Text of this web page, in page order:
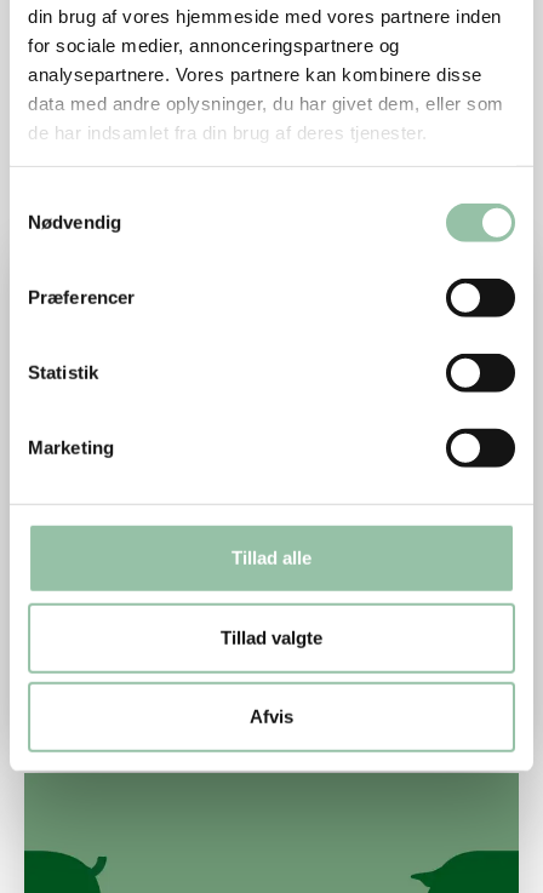
din brug af vores hjemmeside med vores partnere inden
for sociale medier, annonceringspartnere og
analysepartnere. Vores partnere kan kombinere disse
data med andre oplysninger, du har givet dem, eller som
de har indsamlet fra din brug af deres tjenester.
Nødvendig
Præferencer
Statistik
Marketing
Tillad alle
Tillad valgte
Afvis
fremme valget af fødevarer med et lavere
klimaaftryk, der samtidig er sundere.
(Kilde: Rådet for sund mad; Vejledning om brug af
generiske klimaanprisninger og kostråd til at fremme
sundere valg, side 4, 9 & 20-26)
Hvor stort et klimaaftryk sætter den danske
andre lande? Læs med for at blive klogere på
griseproduktionens klimaaftryk.